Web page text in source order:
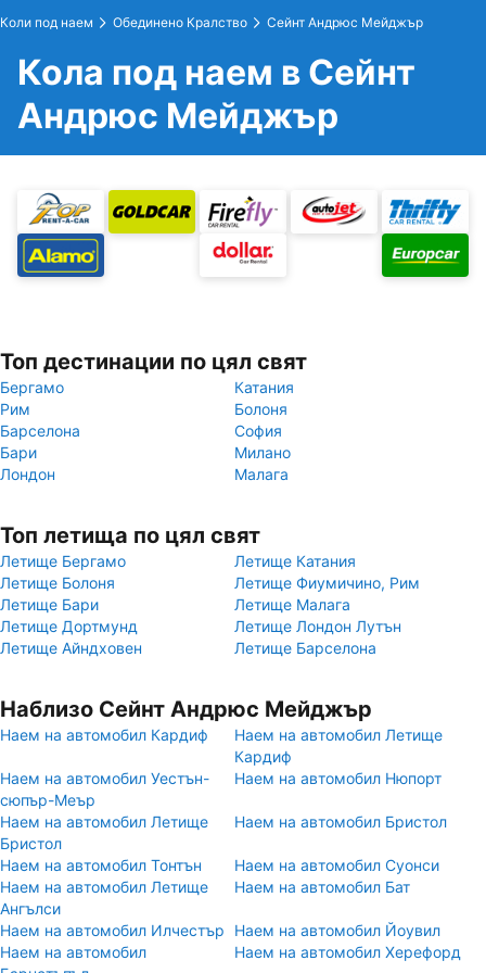
Коли под наем Обединено Кралство Сейнт Андрюс Мейджър
Кола под наем в Сейнт
Андрюс Мейджър
Топ дестинации по цял свят
Бергамо
Катания
Рим
Болоня
Барселона
София
Бари
Милано
Лондон
Малага
Топ летища по цял свят
Летище Бергамо
Летище Катания
Летище Болоня
Летище Фиумичино, Рим
Летище Бари
Летище Малага
Летище Дортмунд
Летище Лондон Лутън
Летище Айндховен
Летище Барселона
Наблизо Сейнт Андрюс Мейджър
Наем на автомобил Кардиф
Наем на автомобил Летище
Кардиф
Наем на автомобил Уестън-
сюпър-Меър
Наем на автомобил Нюпорт
Наем на автомобил Летище
Бристол
Наем на автомобил Бристол
Наем на автомобил Тонтън
Наем на автомобил Суонси
Наем на автомобил Летище
Ангълси
Наем на автомобил Бат
Наем на автомобил Илчестър
Наем на автомобил Йоувил
Наем на автомобил
Наем на автомобил Херефорд